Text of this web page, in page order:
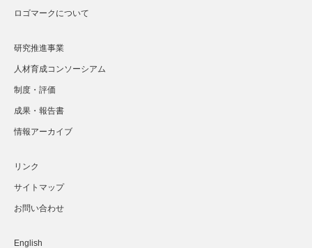
ロゴマークについて
研究推進事業
人材育成コンソーシアム
制度・評価
成果・報告書
情報アーカイブ
リンク
サイトマップ
お問い合わせ
English